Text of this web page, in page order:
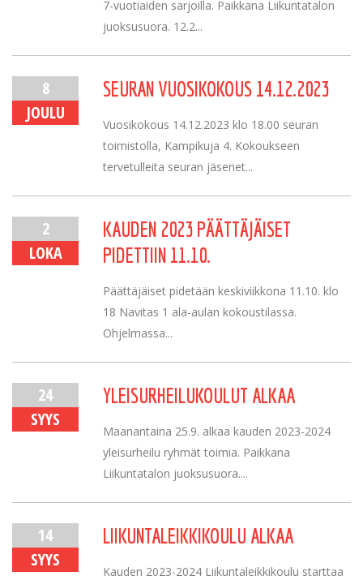
7-vuotiaiden sarjoilla. Paikkana Liikuntatalon
juoksusuora. 12.2...
8
JOULU
SEURAN VUOSIKOKOUS 14.12.2023
Vuosikokous 14.12.2023 klo 18.00 seuran
toimistolla, Kampikuja 4. Kokoukseen
tervetulleita seuran jäsenet...
2
LOKA
KAUDEN 2023 PÄÄTTÄJÄISET
PIDETTIIN 11.10.
Päättäjäiset pidetään keskiviikkona 11.10. klo
18 Navitas 1 ala-aulan kokoustilassa.
Ohjelmassa...
24
SYYS
YLEISURHEILUKOULUT ALKAA
Maanantaina 25.9. alkaa kauden 2023-2024
yleisurheilu ryhmät toimia. Paikkana
Liikuntatalon juoksusuora....
14
SYYS
LIIKUNTALEIKKIKOULU ALKAA
Kauden 2023-2024 Liikuntaleikkikoulu starttaa